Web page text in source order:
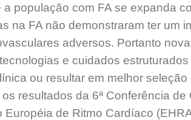
a população com FA se expanda
na FA não demonstraram ter um
adversos. Portanto
e cuidados
ou resultar em melhor
resultados da 6ª Conferência
Européia de Ritmo Cardíaco